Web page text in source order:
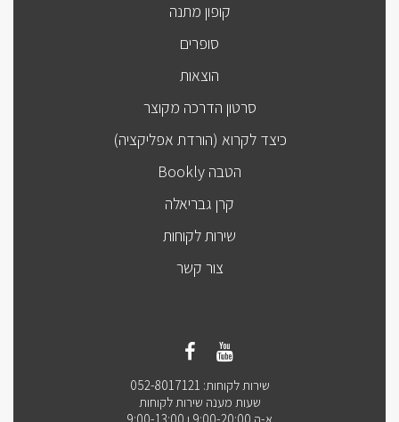
קופון מתנה
סופרים
הוצאות
סרטון הדרכה מקוצר
כיצד לקרוא (הורדת אפליקציה)
הטבה Bookly
קרן גבריאלה
שירות לקוחות
צור קשר
שירות לקוחות: 052-8017121
שעות מענה שירות לקוחות